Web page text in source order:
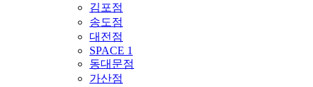
김포점
송도점
대전점
SPACE 1
동대문점
가산점